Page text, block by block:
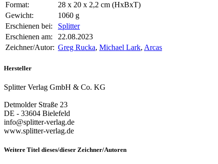
Format:
28 x 20 x 2,2 cm (HxBxT)
Gewicht:
1060 g
Erschienen bei:
Splitter
Erschienen am:
22.08.2023
Zeichner/Autor: Greg Rucka, Michael Lark, Arcas
Hersteller
Splitter Verlag GmbH & Co. KG
Detmolder Straße 23
DE - 33604 Bielefeld
info@splitter-verlag.de
www.splitter-verlag.de
Weitere Titel dieses/dieser Zeichner/Autoren